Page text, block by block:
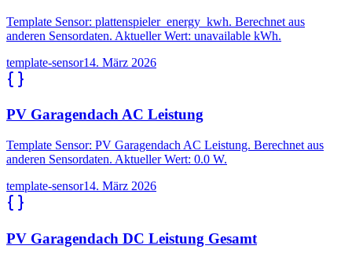
Template Sensor: plattenspieler_energy_kwh. Berechnet aus
anderen Sensordaten. Aktueller Wert: unavailable kWh.
template-sensor14. März 2026
PV Garagendach AC Leistung
Template Sensor: PV Garagendach AC Leistung. Berechnet aus
anderen Sensordaten. Aktueller Wert: 0.0 W.
template-sensor14. März 2026
PV Garagendach DC Leistung Gesamt